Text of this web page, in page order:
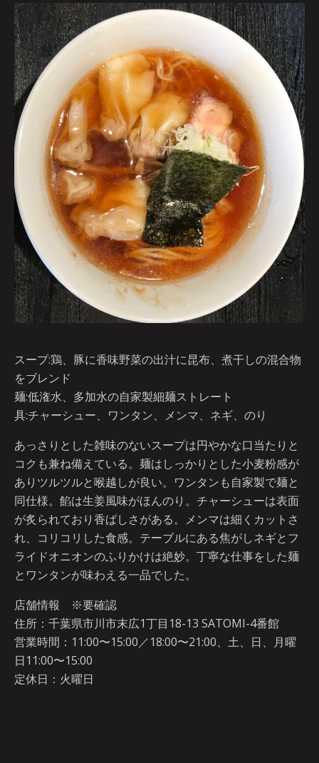
スープ:鶏、豚に香味野菜の出汁に昆布、煮干しの混合物
をブレンド
麺:低潅水、多加水の自家製細麺ストレート
具:チャーシュー、ワンタン、メンマ、ネギ、のり
あっさりとした雑味のないスープは円やかな口当たりと
コクも兼ね備えている。麺はしっかりとした小麦粉感が
ありツルツルと喉越しが良い。ワンタンも自家製で麺と
同仕様。餡は生姜風味がほんのり。チャーシューは表面
が炙られており香ばしさがある。メンマは細くカットさ
れ、コリコリした食感。テーブルにある焦がしネギとフ
ライドオニオンのふりかけは絶妙。丁寧な仕事をした麺
とワンタンが味わえる一品でした。
店舗情報 ※要確認
住所：千葉県市川市末広1丁目18-13 SATOMI-4番館
営業時間：11:00〜15:00／18:00〜21:00、土、日、月曜
日11:00〜15:00
定休日：火曜日